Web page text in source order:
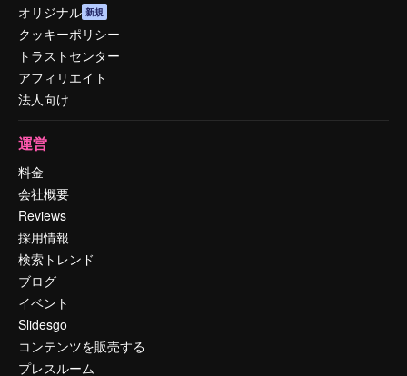
オリジナル 新規
クッキーポリシー
トラストセンター
アフィリエイト
法人向け
運営
料金
会社概要
Reviews
採用情報
検索トレンド
ブログ
イベント
Slidesgo
コンテンツを販売する
プレスルーム